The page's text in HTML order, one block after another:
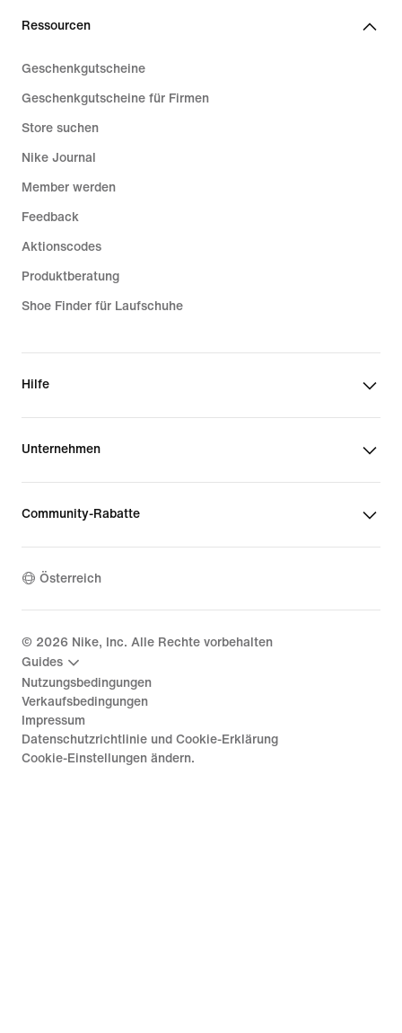
Ressourcen
Geschenkgutscheine
Geschenkgutscheine für Firmen
Store suchen
Nike Journal
Member werden
Feedback
Aktionscodes
Produktberatung
Shoe Finder für Laufschuhe
Hilfe
Unternehmen
Community-Rabatte
Österreich
© 2026 Nike, Inc. Alle Rechte vorbehalten
Guides
Nutzungsbedingungen
Verkaufsbedingungen
Impressum
Datenschutzrichtlinie und Cookie-Erklärung
Cookie-Einstellungen ändern.